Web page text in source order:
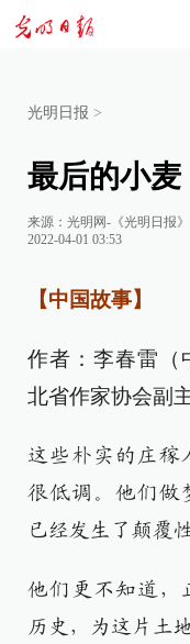
光明日报 >
最后的小麦
来源： 光明网-《光明日报》
2022-04-01 03:53
【中国故事】
作者：李春雷（
北省作家协会副主
这些朴实的庄稼
很低调。他们做
已经发生了颠覆
他们更不知道，
历史，为这片土